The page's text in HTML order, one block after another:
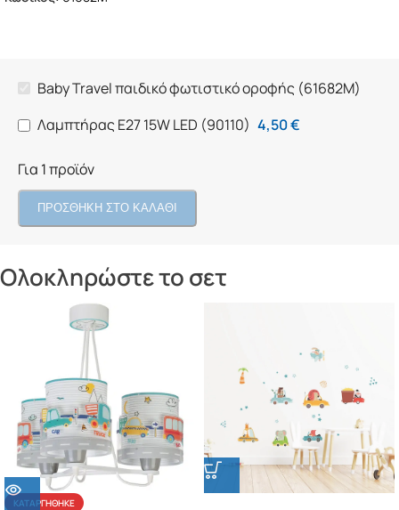
(61682M)
Baby Travel παιδικό φωτιστικό οροφής (61682M)
Λαμπτήρας Ε27 15W LED (90110) 4,50€
Για 1 προϊόν
ΠΡΟΣΘΗΚΗ ΣΤΟ ΚΑΛΑΘΙ
Ολοκληρώστε το σετ
ΚΑΤΑΡΓΉΘΗΚΕ